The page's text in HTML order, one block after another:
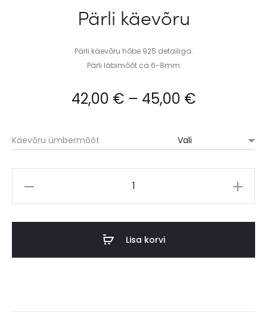
Pärli käevõru
Pärli käevõru hõbe 925 detailiga.
Pärli läbimõõt ca 6-8mm
42,00 € – 45,00 €
Käevõru ümbermõõt
Lisa korvi